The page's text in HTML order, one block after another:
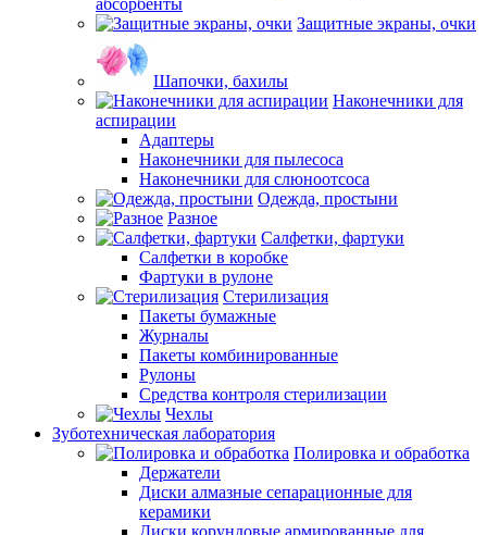
абсорбенты
Защитные экраны, очки
Шапочки, бахилы
Наконечники для
аспирации
Адаптеры
Наконечники для пылесоса
Наконечники для слюноотсоса
Одежда, простыни
Разное
Салфетки, фартуки
Салфетки в коробке
Фартуки в рулоне
Стерилизация
Пакеты бумажные
Журналы
Пакеты комбинированные
Рулоны
Средства контроля стерилизации
Чехлы
Зуботехническая лаборатория
Полировка и обработка
Держатели
Диски алмазные сепарационные для
керамики
Диски корундовые армированные для